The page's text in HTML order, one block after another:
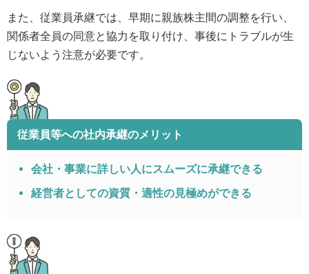
また、従業員承継では、早期に親族株主間の調整を行い、
関係者全員の同意と協力を取り付け、事後にトラブルが生
じないよう注意が必要です。
従業員等への社内承継のメリット
会社・事業に詳しい人にスムーズに承継できる
経営者としての資質・適性の見極めができる